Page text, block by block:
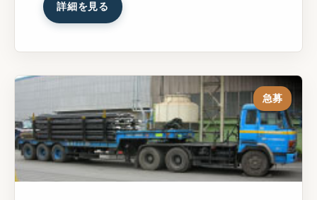
詳細を見る
急募